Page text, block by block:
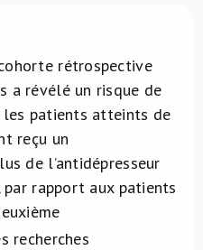
rétrospective
a révélé un risque de
patients atteints de
reçu un
de l’antidépresseur
par rapport aux patients
recherches